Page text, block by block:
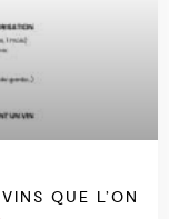
QUE L’ON